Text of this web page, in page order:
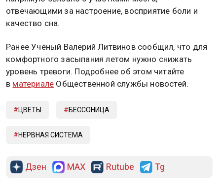
отвечающими за настроение, восприятие боли и
качество сна.
Ранее Учёный Валерий Литвинов сообщил, что для
комфортного засыпания летом нужно снижать
уровень тревоги. Подробнее об этом читайте
в материале Общественной службы новостей.
ЦВЕТЫ БЕССОНИЦА
НЕРВНАЯ СИСТЕМА
Дзен MAX Rutube Tg